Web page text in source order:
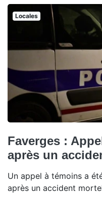
Locales
Faverges :
après un
Un appel à témoins a
après un accident